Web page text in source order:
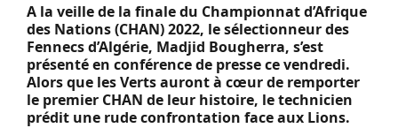
A la veille de la finale du Championnat d’Afrique
des Nations (CHAN) 2022, le sélectionneur des
Fennecs d’Algérie, Madjid Bougherra, s’est
présenté en conférence de presse ce vendredi.
Alors que les Verts auront à cœur de remporter
le premier CHAN de leur histoire, le technicien
prédit une rude confrontation face aux Lions.